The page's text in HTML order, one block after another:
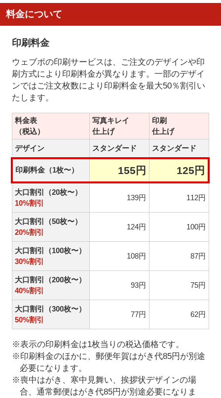
料金について
印刷料金
ウェブポの印刷サービスは、ご注文のデザインや印
刷方式により印刷料金が異なります。一部のデザイ
ンではご注文枚数により印刷料金を最大50％割引い
たします。
料金表
（税込）
写真キレイ
仕上げ
印刷
仕上げ
デザイン
スタンダード スタンダード
印刷料金（1枚〜） 155円 125円
大口割引（20枚〜）
10%割引
139円 112円
大口割引（50枚〜）
20%割引
124円 100円
大口割引（100枚〜）
30%割引
108円 87円
大口割引（200枚〜）
40%割引
93円 75円
大口割引（300枚〜）
50%割引
77円 62円
※表示の印刷料金は1枚当りの税込価格です。
※印刷料金のほかに、郵便年賀はがき代85円が別途
必要になります。
※喪中はがき、寒中見舞い、挨拶状デザインの場
合、通常郵便はがき代85円が別途必要になりま